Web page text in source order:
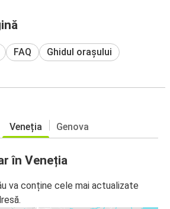
FAQ Ghidul orașului
Veneția Genova
în Veneția
va conține cele mai actualizate